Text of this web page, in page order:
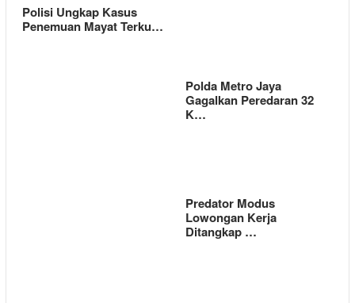
Polisi Ungkap Kasus
Penemuan Mayat Terku…
Polda Metro Jaya
Gagalkan Peredaran 32
K…
Predator Modus
Lowongan Kerja
Ditangkap …